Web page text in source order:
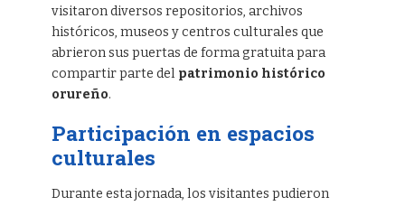
visitaron diversos repositorios, archivos
históricos, museos y centros culturales que
abrieron sus puertas de forma gratuita para
compartir parte del patrimonio histórico
orureño.
Participación en espacios
culturales
Durante esta jornada, los visitantes pudieron